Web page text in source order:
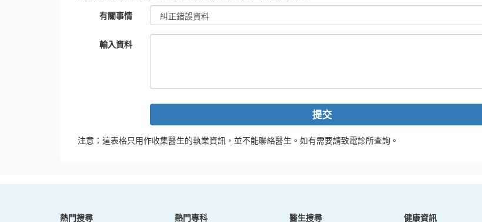
有關事情
輸入資料
提交
注意：這表格只用作收集醫生的執業資訊，並不能聯絡醫生。如有需要請致電診所查詢。
熱門搜尋 熱門專科 醫生搜尋 健康資訊